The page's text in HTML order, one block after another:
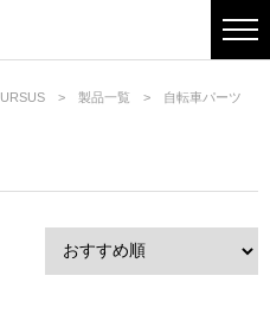
URSUS 製品一覧 自転車パーツ